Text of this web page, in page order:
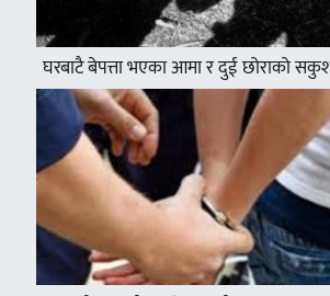
घरबाटै बेपत्ता भएका आमा र दुई छोराको